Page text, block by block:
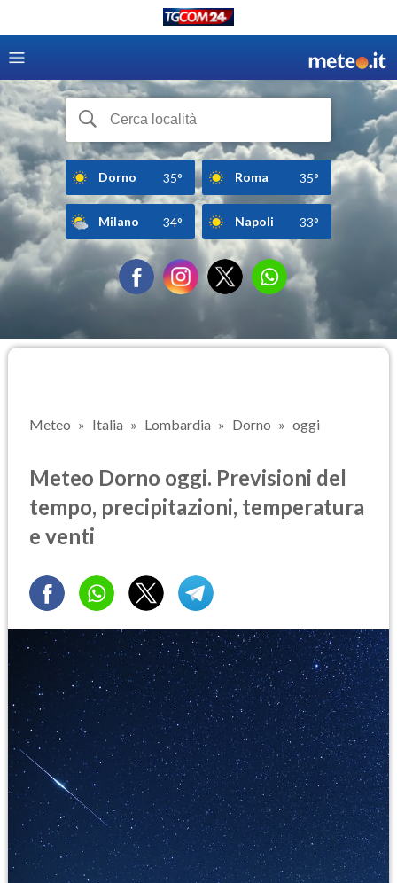
Dorno 35° Roma 35°
Milano 34° Napoli 33°
Meteo Italia Lombardia Dorno oggi
Meteo Dorno oggi. Previsioni del
tempo, precipitazioni, temperatura
e venti